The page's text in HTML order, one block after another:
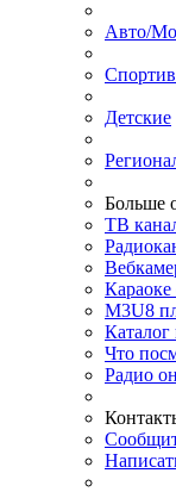
Авто/
Детские
Больше
ТВ
M3U8
Каталог
Что
Радио